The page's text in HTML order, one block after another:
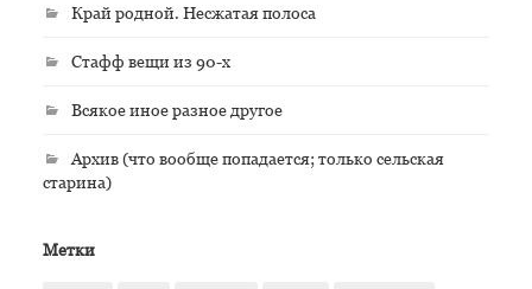
Край родной. Несжатая полоса
Стафф вещи из 90-х
Всякое иное разное другое
Архив (что вообще попадается; только сельская
старина)
Метки